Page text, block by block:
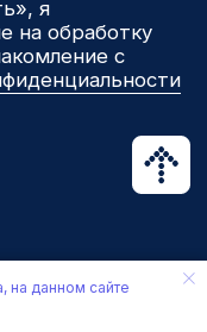
на данном сайте